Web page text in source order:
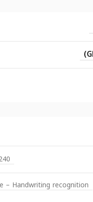
3.0 inches (~155 ppi pixel density)
– Handwriting recognition